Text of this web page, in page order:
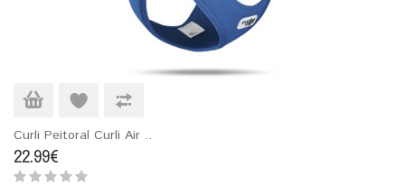
Curli Peitoral Curli Air ..
22.99€